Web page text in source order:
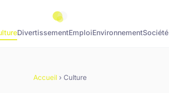
DivertissementEmploiEnvironnementSociété
Accueil › Culture